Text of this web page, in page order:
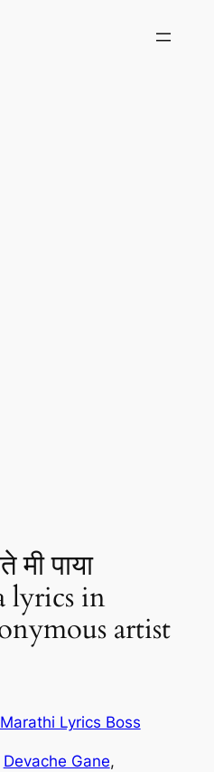
मी पाया
lyrics in
artist
Marathi Lyrics Boss
Devache Gane